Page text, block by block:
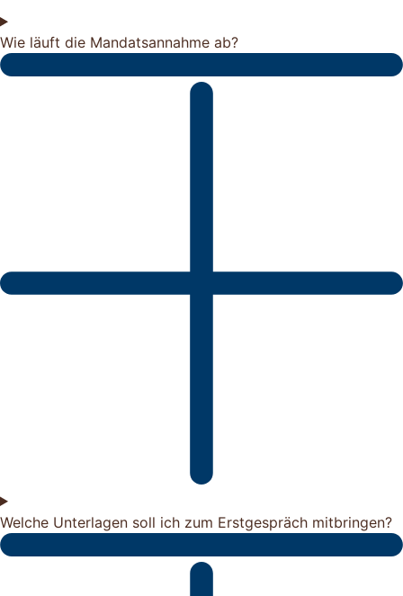
Wie läuft die Mandatsannahme ab?
Welche Unterlagen soll ich zum Erstgespräch mitbringen?